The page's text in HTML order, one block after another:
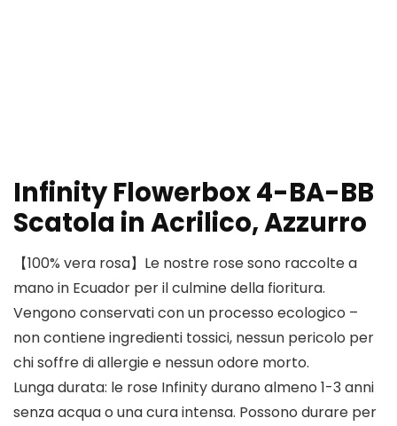
Infinity Flowerbox 4-BA-BB
Scatola in Acrilico, Azzurro
【100% vera rosa】Le nostre rose sono raccolte a
mano in Ecuador per il culmine della fioritura.
Vengono conservati con un processo ecologico –
non contiene ingredienti tossici, nessun pericolo per
chi soffre di allergie e nessun odore morto.
Lunga durata: le rose Infinity durano almeno 1-3 anni
senza acqua o una cura intensa. Possono durare per